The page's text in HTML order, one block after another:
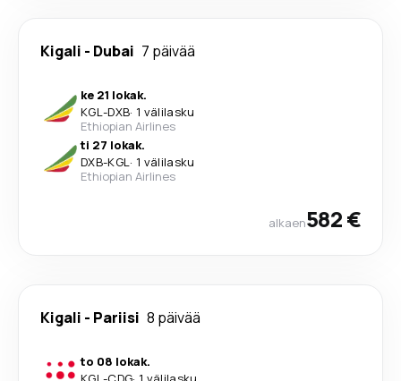
Kigali - Dubai 7 päivää
ke 21 lokak.
KGL-DXB· 1 välilasku
Ethiopian Airlines
ti 27 lokak.
DXB-KGL· 1 välilasku
Ethiopian Airlines
alkaen582 €
Kigali - Pariisi 8 päivää
to 08 lokak.